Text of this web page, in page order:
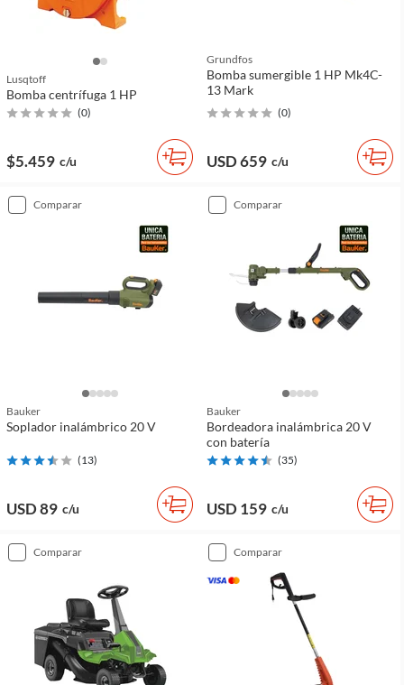
Lusqtoff
Bomba centrífuga 1 HP
(0)
$5.459 c/u
Grundfos
Bomba sumergible 1 HP Mk4C-
13 Mark
(0)
USD 659 c/u
comparar
Bauker
Soplador inalámbrico 20 V
(13)
USD 89 c/u
comparar
Bauker
Bordeadora inalámbrica 20 V
con batería
(35)
USD 159 c/u
comparar comparar